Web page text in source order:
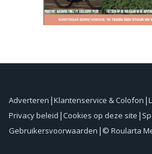
Adverteren Klantenservice & Colofon
Privacy beleid Cookies op deze site
Gebruikersvoorwaarden © Roularta